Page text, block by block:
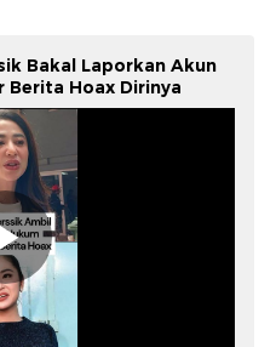
Bakal Laporkan Akun
Berita Hoax Dirinya